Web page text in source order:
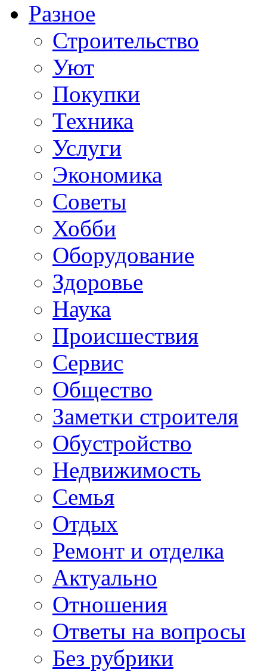
Разное
Строительство
Уют
Покупки
Техника
Услуги
Экономика
Советы
Хобби
Oборудование
Здоровье
Наука
Происшествия
Сервис
Общество
Заметки строителя
Обустройство
Недвижимость
Семья
Отдых
Ремонт и отделка
Актуально
Отношения
Ответы на вопросы
Без рубрики